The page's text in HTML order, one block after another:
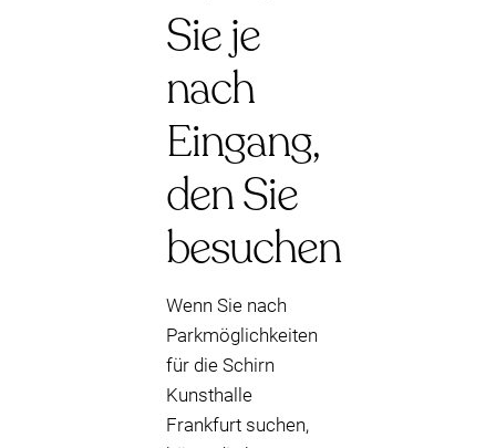
Sie je
nach
Eingang,
den Sie
besuchen
Wenn Sie nach
Parkmöglichkeiten
für die Schirn
Kunsthalle
Frankfurt suchen,